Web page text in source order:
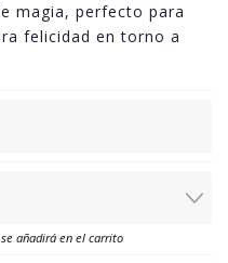
magia, perfecto para
felicidad en torno a
añadirá en el carrito